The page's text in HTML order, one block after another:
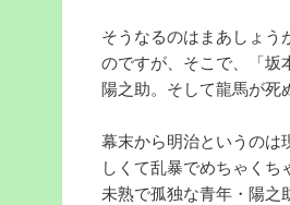
そうなるのはまあしょう
のですが、そこで、「坂
陽之助。そして龍馬が死
幕末から明治というのは
しくて乱暴でめちゃくち
未熟で孤独な青年・陽之